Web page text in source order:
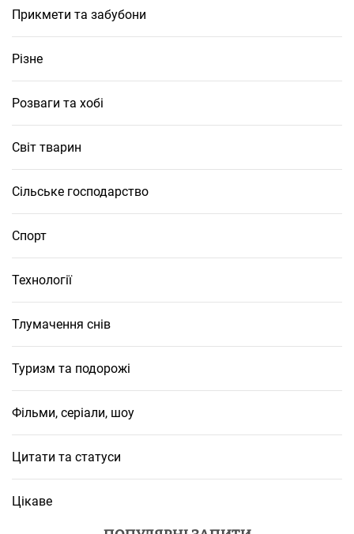
Прикмети та забубони
Різне
Розваги та хобі
Світ тварин
Сільське господарство
Спорт
Технології
Тлумачення снів
Туризм та подорожі
Фільми, серіали, шоу
Цитати та статуси
Цікаве